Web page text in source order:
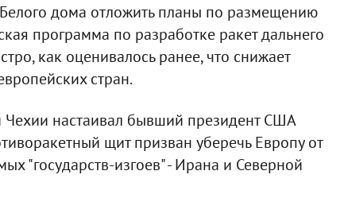
дома отложить планы по размещению
программа по разработке ракет дальнего
как оценивалось ранее, что снижает
стран.
настаивал бывший президент США
щит призван уберечь Европу от
"государств-изгоев" - Ирана и Северной